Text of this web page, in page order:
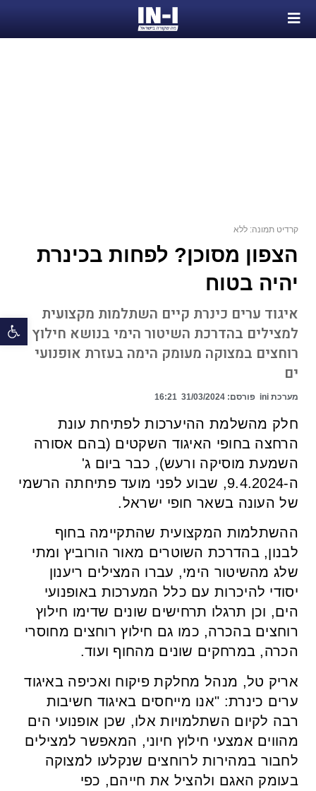
קרדיט תמונה: ללא
הצפון מסוכן? לפחות בכינרת
יהיה בטוח
איגוד ערים כינרת קיים השתלמות מקצועית
למצילים בהדרכת השיטור הימי בנושא חילוץ
רוחצים במצוקה מעומק הימה בעזרת אופנועי
ים
מערכת ini פורסם: 16:21
חלק מהשלמת ההיערכות לפתיחת עונת
הרחצה בחופי האיגוד השקטים (בהם אסורה
השמעת מוסיקה ורעש), כבר ביום ג'
ה-9.4.2024, שבוע לפני מועד פתיחתה הרשמי
של העונה בשאר חופי ישראל.
ההשתלמות המקצועית שהתקיימה בחוף
לבנון, בהדרכת השוטרים מאור הורוביץ ומתי
שלג מהשיטור הימי, עברו המצילים ריענון
יסודי להיכרות עם כלל המערכות באופנועי
הים, וכן תרגלו תרחישים שונים שדימו חילוץ
רוחצים בהכרה, כמו גם חילוץ רוחצים מחוסרי
הכרה, במרחקים שונים מהחוף ועוד.
אריק טל, מנהל מחלקת פיקוח ואכיפה באיגוד
ערים כינרת: "אנו מייחסים באיגוד חשיבות
רבה לקיום השתלמויות אלו, שכן אופנועי הים
מהווים אמצעי חילוץ חיוני, המאפשר למצילים
לחבור במהירות לרוחצים שנקלעו למצוקה
בעומק האגם ולהציל את חייהם, כפי